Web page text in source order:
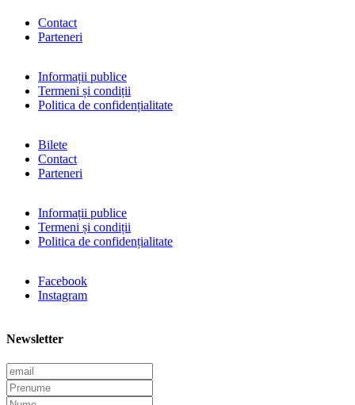
Contact
Parteneri
Informații publice
Termeni și condiții
Politica de confidențialitate
Bilete
Contact
Parteneri
Informații publice
Termeni și condiții
Politica de confidențialitate
Facebook
Instagram
Newsletter
E
m
a
P
r